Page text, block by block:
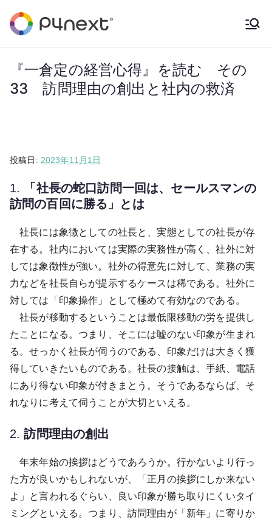
『一倉定の経営心得』を読む その
33 訪問理由の創出と社内の救済
投稿日: 2023年11月1日
1.
「社長の蛇口訪問一回は、セールスマンの
訪問の百回に勝る」とは
社長には象徴としての社長と、実態としての社長が存
在する。社内においては実際の実務性が高く、社外に対
しては象徴性が強い。社外の得意先に対して、業務の実
力などを社長自らが提示するケースは稀である。社外に
対しては「印象操作」として極めて有効なのである。
社長が移動するということは最低限移動の労を提供し
たことになる。つまり、そこには嘘のない印象が生まれ
る。せっかく社長が伺うのである、印象だけは大きく獲
得していきたいものである。社長の接触は、手紙、電話
にあり得ない印象が付きまとう。そうであるならば、そ
れなりに考えて伺うことが大切といえる。
2.訪問理由の創出
年末年始の挨拶はどうであろうか。行かないより行っ
た方が良いかもしれないが、「正月の挨拶にしか来ない
よ」と言われるぐらい、良い印象が勝ち取りにくいタイ
ミングといえる。つまり、訪問理由が「新年」に寄りか